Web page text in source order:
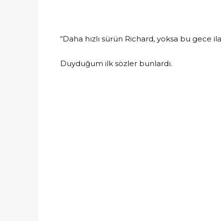
“Daha hızlı sürün Richard, yoksa bu gece
Duyduğum ilk sözler bunlardı.